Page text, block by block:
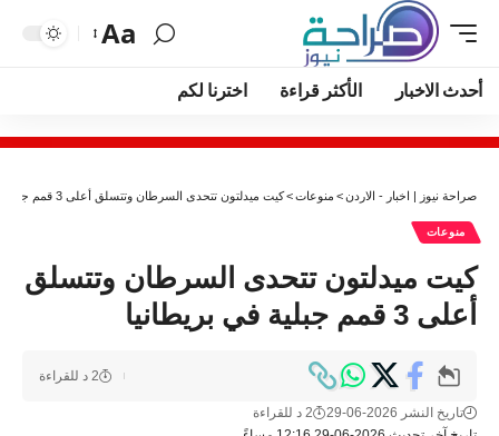
Aa
أحدث الاخبار الأكثر قراءة اخترنا لكم
صراحة نيوز | اخبار - الاردن> منوعات>كيت ميدلتون تتحدى السرطان وتتسلق أعلى 3 قمم جبلية في بريطانيا
منوعات
كيت ميدلتون تتحدى السرطان وتتسلق
أعلى 3 قمم جبلية في بريطانيا
تاريخ النشر 2026-06-29 2 د للقراءة
2 د للقراءة